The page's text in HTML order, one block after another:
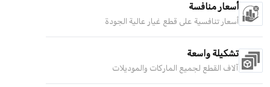
أسعار منافسة
أسعار تنافسية على قطع غيار عالية الجودة
تشكيلة واسعة
آلاف القطع لجميع الماركات والموديلات